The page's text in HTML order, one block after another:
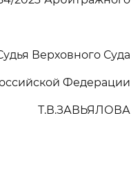
Верховного Суда
Федерации
Т.В.ЗАВЬЯЛОВА